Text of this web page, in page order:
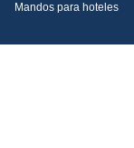
Mandos para hoteles